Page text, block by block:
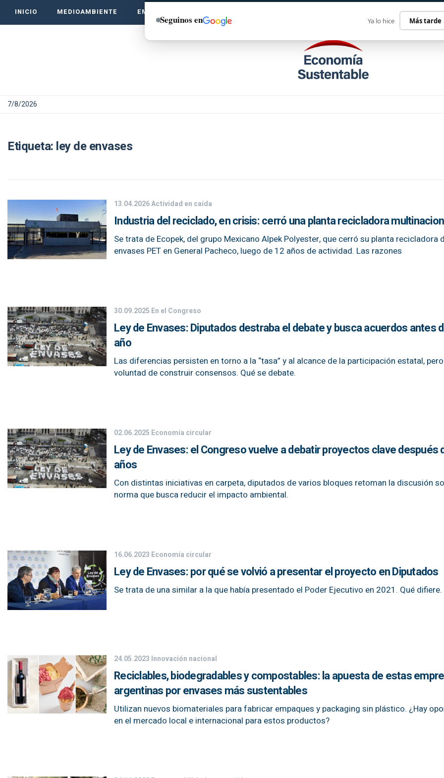
INICIO MEDIOAMBIENTE EMPRENDE VERDE
7/8/2026
Etiqueta: ley de envases
13.04.2026Actividad en caída
Industria del reciclado, en crisis: cerró una planta recicladora
Se trata de Ecopek, del grupo Mexicano Alpek Polyester, que cerró su planta recicladora
envases PET en General Pacheco, luego de 12 años de actividad. Las razones
30.09.2025 En el Congreso
Ley de Envases: Diputados destraba el debate y busca acuerdos antes
año
Las diferencias persisten en torno a la “tasa” y al alcance de la participación estatal,
voluntad de construir consensos. Qué se debate.
02.06.2025 Economía circular
Ley de Envases: el Congreso vuelve a debatir proyectos clave después
años
Con distintas iniciativas en carpeta, diputados de varios bloques retoman la discusión
norma que busca reducir el impacto ambiental.
16.06.2023 Economía circular
Ley de Envases: por qué se volvió a presentar el proyecto en Diputados
Se trata de una similar a la que había presentado el Poder Ejecutivo en 2021. Qué difiere.
24.05.2023 Innovación nacional
Reciclables, biodegradables y compostables: la apuesta de estas
argentinas por envases más sustentables
Utilizan nuevos biomateriales para fabricar empaques y packaging sin plástico. ¿Hay
en el mercado local e internacional para estos productos?
Seguinos en Ya lo hice Más tarde